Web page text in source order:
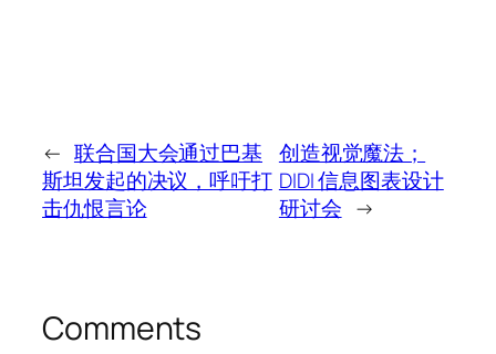
← 联合国大会通过巴基
斯坦发起的决议，呼吁打
击仇恨言论
创造视觉魔法；
DIDI 信息图表设计
研讨会 →
Comments